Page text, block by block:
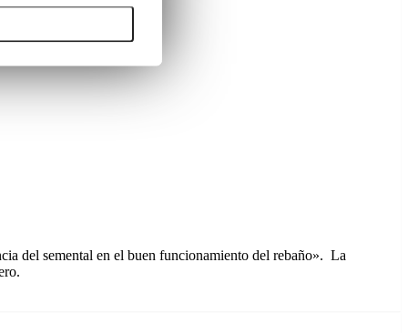
del semental en el buen funcionamiento del rebaño». La